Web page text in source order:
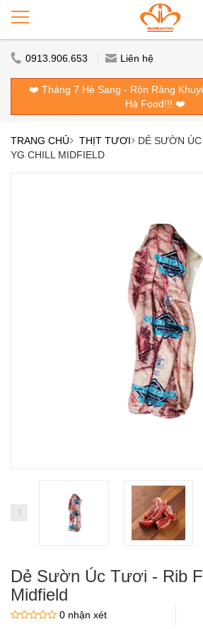
0913.906.653 Liên hệ
❤️ Tháng 7 Hè Sang - Rộn Ràng
Hà Food!!! ❤️
TRANG CHỦ THỊT TƯƠI
DẺ SƯỜN
YG CHILL MIDFIELD
Dẻ Sườn Úc Tươi - Rib
Midfield
0 nhận xét